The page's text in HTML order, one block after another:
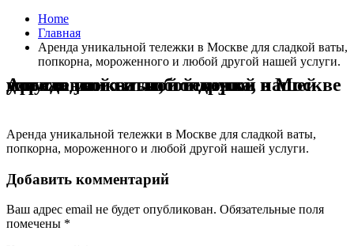
Home
Главная
Аренда уникальной тележки в Москве для сладкой ваты,
попкорна, мороженного и любой другой нашей услуги.
Аренда уникальной тележки в Москве для сладкой ваты, попкорна, мороженного и любой другой нашей услуги.
Аренда уникальной тележки в Москве для сладкой ваты,
попкорна, мороженного и любой другой нашей услуги.
Добавить комментарий
Ваш адрес email не будет опубликован. Обязательные поля
помечены *